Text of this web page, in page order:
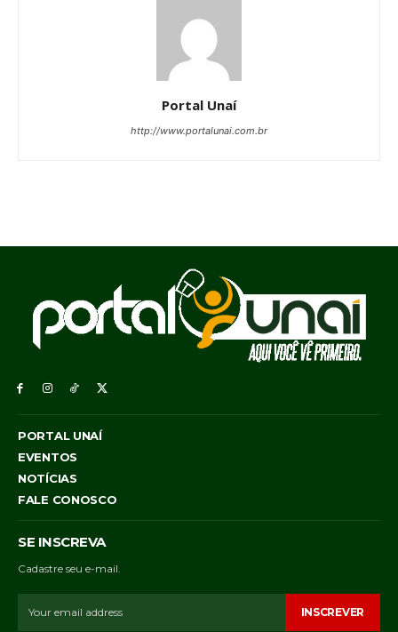
Portal Unaí
http://www.portalunai.com.br
PORTAL UNAÍ
EVENTOS
NOTÍCIAS
FALE CONOSCO
SE INSCREVA
Cadastre seu e-mail.
INSCREVER